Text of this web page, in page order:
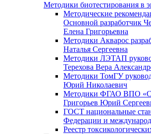
Методики биотестирования в
Методические
Основной разработчик
Елена Григорьевна
Методики Акварос
Наталья Сергеевна
Методики ЛЭТАП
Терехова Вера
Методики ТомГУ
Юрий Николаевич
Методики ФГАО ВПО
Григорьев Юрий
ГОСТ национальные
Федерации и
Реестр